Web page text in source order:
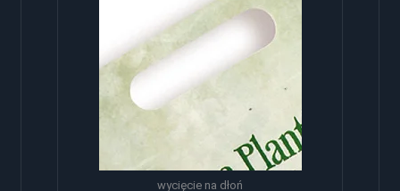
wycięcie na dłoń